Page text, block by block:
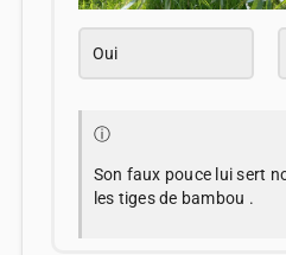
Oui
ⓘ
Son faux pouce lui sert
les tiges de bambou .